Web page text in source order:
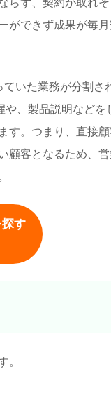
ができず成果が毎
いた業務が分割さ
、製品説明などを
す。つまり、直接
顧客となるため、
す